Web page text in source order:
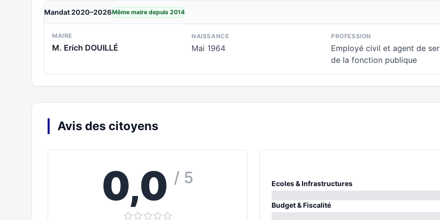
Mandat 2020–2026Même maire depuis 2014
MAIRE
M. Erich DOUILLÉ
NAISSANCE
Mai 1964
PROFESSION
Employé civil et agent de
de la fonction publique
Avis des citoyens
0,0 / 5 Ecoles & Infrastructures
0%
Budget & Fiscalité